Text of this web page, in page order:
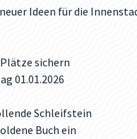
Ideen für die
sichern
01.01.2026
Schleifstein
Buch ein